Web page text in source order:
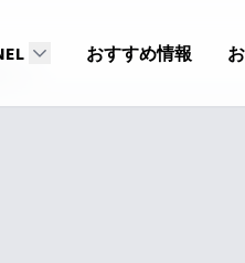
おすすめ情報